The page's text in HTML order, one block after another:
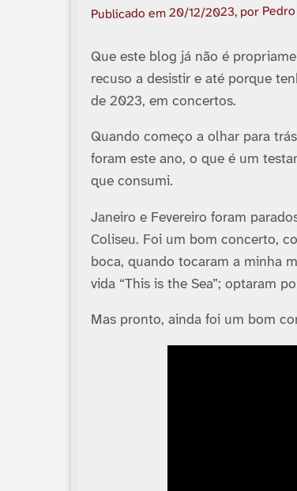
Publicado em20/12/2023, por
Que este blog já não é
recuso a desistir e até porque
de 2023, em concertos.
Quando começo a olhar para
foram este ano, o que é um
que consumi.
Janeiro e Fevereiro foram
Coliseu. Foi um bom concerto,
boca, quando tocaram a minha
vida “This is the Sea”; optaram
Mas pronto, ainda foi um bom